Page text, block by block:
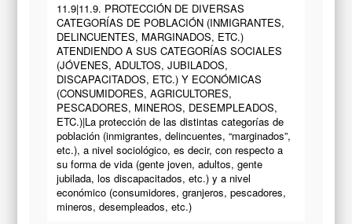
11.9|11.9. PROTECCIÓN DE DIVERSAS
CATEGORÍAS DE POBLACIÓN (INMIGRANTES,
DELINCUENTES, MARGINADOS, ETC.)
ATENDIENDO A SUS CATEGORÍAS SOCIALES
(JÓVENES, ADULTOS, JUBILADOS,
DISCAPACITADOS, ETC.) Y ECONÓMICAS
(CONSUMIDORES, AGRICULTORES,
PESCADORES, MINEROS, DESEMPLEADOS,
ETC.)|La protección de las distintas categorías de
población (inmigrantes, delincuentes, “marginados”,
etc.), a nivel sociológico, es decir, con respecto a
su forma de vida (gente joven, adultos, gente
jubilada, los discapacitados, etc.) y a nivel
económico (consumidores, granjeros, pescadores,
mineros, desempleados, etc.)